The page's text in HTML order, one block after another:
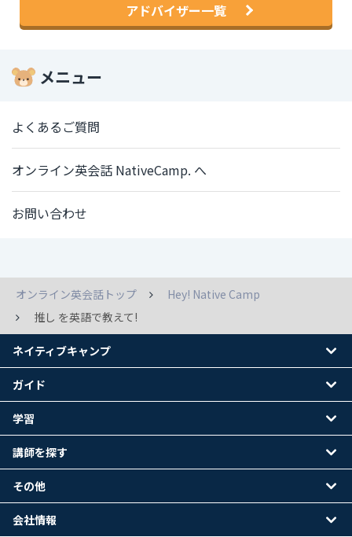
アドバイザー一覧
メニュー
よくあるご質問
オンライン英会話 NativeCamp. へ
お問い合わせ
オンライン英会話トップ
Hey! Native Camp
推し を英語で教えて!
ネイティブキャンプ
ガイド
学習
講師を探す
その他
会社情報